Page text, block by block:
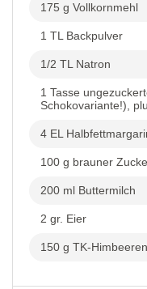
175 g Vollkornmehl
1 TL Backpulver
1/2 TL Natron
1 Tasse
Schokovariante!),
4 EL
100 g brauner
200 ml Buttermilch
2 gr. Eier
150 g TK-Himbeeren